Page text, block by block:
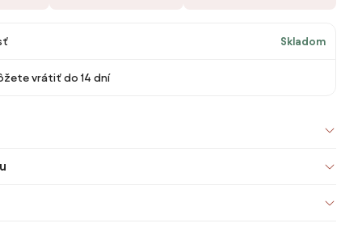
Skladom
vrátiť do 14 dní